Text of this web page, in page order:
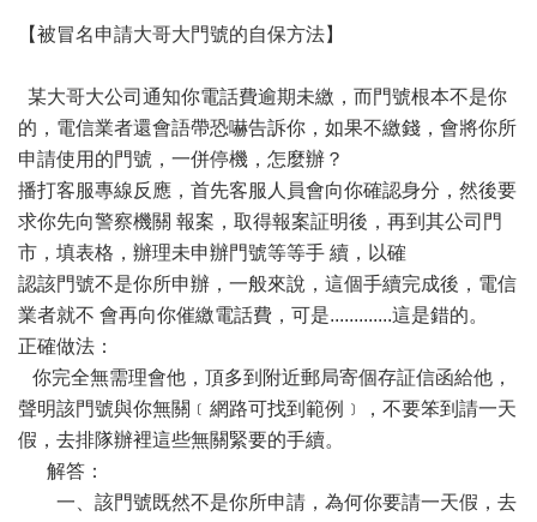
【被冒名申請大哥大門號的自保方法】
某大哥大公司通知你電話費逾期未繳，而門號根本不是你
的，電信業者還會語帶恐嚇告訴你，如果不繳錢，會將你所
申請使用的門號，一併停機，怎麼辦？
播打客服專線反應，首先客服人員會向你確認身分，然後要
求你先向警察機關 報案，取得報案証明後，再到其公司門
市，填表格，辦理未申辦門號等等手 續，以確
認該門號不是你所申辦，一般來說，這個手續完成後，電信
業者就不 會再向你催繳電話費，可是.............這是錯的。
正確做法：
你完全無需理會他，頂多到附近郵局寄個存証信函給他，
聲明該門號與你無關﹝網路可找到範例﹞，不要笨到請一天
假，去排隊辦裡這些無關緊要的手續。
解答：
一、該門號既然不是你所申請，為何你要請一天假，去